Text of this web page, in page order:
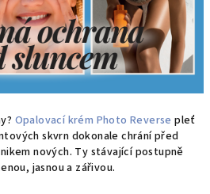
Opalovací krém Photo Reverse pleť
skvrn dokonale chrání před
nových. Ty stávající postupně
jasnou a zářivou.